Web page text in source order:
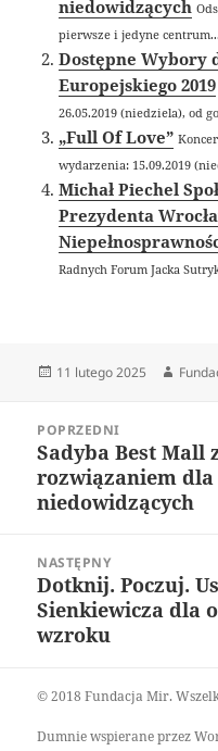
niedowidzących
pierwsze i jedyne centrum...
Dostępne Wybory
Europejskiego 2019
26.05.2019 (niedziela), od
„Full Of Love”
wydarzenia: 15.09.2019
Michał Piechel
Prezydenta
Radnych Forum Jacka
Data
11 lutego 2025 Autor
wpisuPOPRZEDNI
Poprzedni
wpis:
Sadyba Best Mall
rozwiązaniem
niedowidzących
NASTĘPNY
Następny
wpis:
Dotknij. Poczuj.
Sienkiewicza dla
wzroku
© 2018 Fundacja Mir.
Dumnie wspierane przez